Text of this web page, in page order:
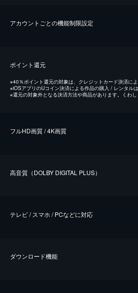
アカウントごとの機能制限設定
ポイント還元
※40％ポイント還元の対象は、クレジットカード決済に
※iOSアプリのUコイン決済による作品の購入 / レンタル
※還元の対象外となる決済方法や商品があります。くわし
フルHD画質 / 4K画質
⾼⾳質（DOLBY DIGITAL PLUS）
テレビ / スマホ / PCなどに対応
ダウンロード機能